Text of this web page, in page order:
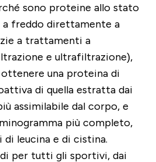
sono proteine allo stato
freddo direttamente a
a trattamenti a
e ultrafiltrazione),
una proteina di
di quella estratta dai
assimilabile dal corpo, e
più completo,
leucina e di cistina.
per tutti gli sportivi, dai